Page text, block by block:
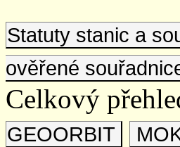
Statuty stanic a
ověřené
Celkový
GEOORBIT